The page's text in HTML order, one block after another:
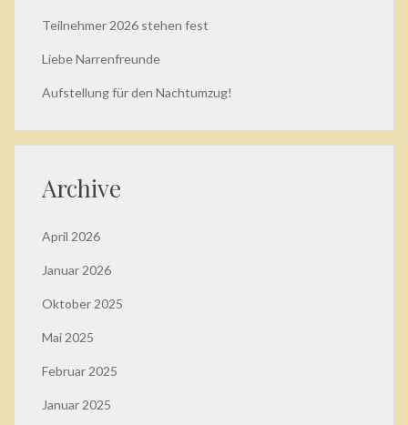
Teilnehmer 2026 stehen fest
Liebe Narrenfreunde
Aufstellung für den Nachtumzug!
Archive
April 2026
Januar 2026
Oktober 2025
Mai 2025
Februar 2025
Januar 2025